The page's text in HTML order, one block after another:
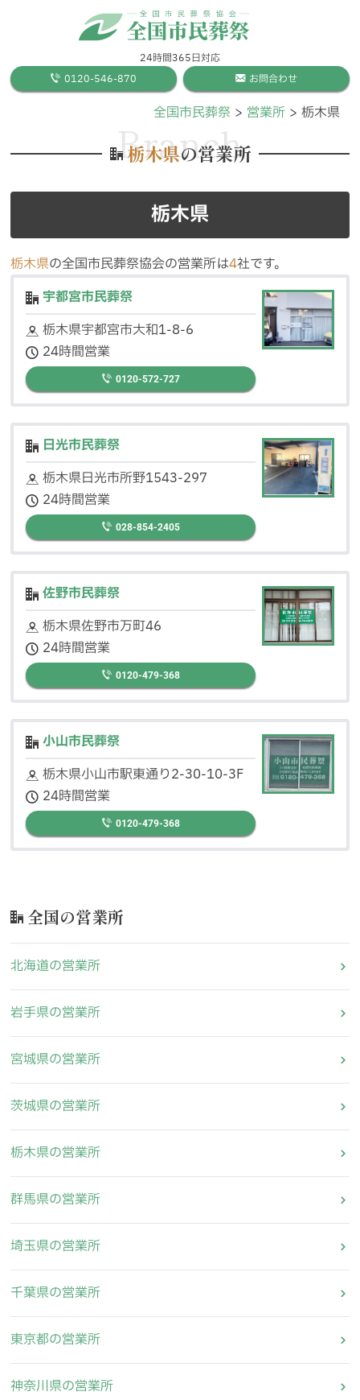
24時間365日対応
0120-546-870
お問合わせ
全国市民葬祭 営業所 栃木県
栃木県の営業所
Branch
栃木県
栃木県の全国市民葬祭協会の営業所は4社です。
宇都宮市民葬祭
栃木県宇都宮市大和1-8-6
24時間営業
0120-572-727
日光市民葬祭
栃木県日光市所野1543-297
24時間営業
028-854-2405
佐野市民葬祭
栃木県佐野市万町46
24時間営業
0120-479-368
小山市民葬祭
栃木県小山市駅東通り2-30-10-3F
24時間営業
0120-479-368
全国の営業所
北海道の営業所
岩手県の営業所
宮城県の営業所
茨城県の営業所
栃木県の営業所
群馬県の営業所
埼玉県の営業所
千葉県の営業所
東京都の営業所
神奈川県の営業所